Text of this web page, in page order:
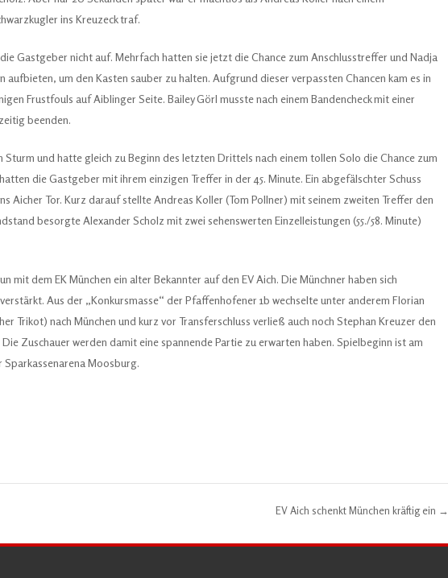
ins Kreuzeck traf.
Gastgeber nicht auf. Mehrfach hatten sie jetzt die Chance zum Anschlusstreffer und Nadja
aufbieten, um den Kasten sauber zu halten. Aufgrund dieser verpassten Chancen kam es in
Frustfouls auf Aiblinger Seite. Bailey Görl musste nach einem Bandencheck mit einer
beenden.
Sturm und hatte gleich zu Beginn des letzten Drittels nach einem tollen Solo die Chance zum
die Gastgeber mit ihrem einzigen Treffer in der 45. Minute. Ein abgefälschter Schuss
Aicher Tor. Kurz darauf stellte Andreas Koller (Tom Pollner) mit seinem zweiten Treffer den
besorgte Alexander Scholz mit zwei sehenswerten Einzelleistungen (55./58. Minute)
mit dem EK München ein alter Bekannter auf den EV Aich. Die Münchner haben sich
Aus der „Konkursmasse“ der Pfaffenhofener 1b wechselte unter anderem Florian
Trikot) nach München und kurz vor Transferschluss verließ auch noch Stephan Kreuzer den
Zuschauer werden damit eine spannende Partie zu erwarten haben. Spielbeginn ist am
Sparkassenarena Moosburg.
EV Aich schenkt München kräftig ein →